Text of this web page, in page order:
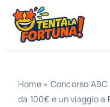
Salta
contenuto
Home» Concorso
da 100€ e un viaggio a